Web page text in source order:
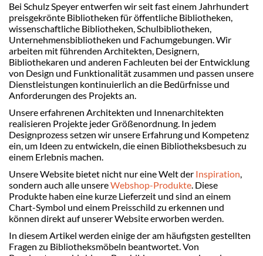
Bei Schulz Speyer entwerfen wir seit fast einem Jahrhundert
preisgekrönte Bibliotheken für öffentliche Bibliotheken,
wissenschaftliche Bibliotheken, Schulbibliotheken,
Unternehmensbibliotheken und Fachumgebungen. Wir
arbeiten mit führenden Architekten, Designern,
Bibliothekaren und anderen Fachleuten bei der Entwicklung
von Design und Funktionalität zusammen und passen unsere
Dienstleistungen kontinuierlich an die Bedürfnisse und
Anforderungen des Projekts an.
Unsere erfahrenen Architekten und Innenarchitekten
realisieren Projekte jeder Größenordnung. In jedem
Designprozess setzen wir unsere Erfahrung und Kompetenz
ein, um Ideen zu entwickeln, die einen Bibliotheksbesuch zu
einem Erlebnis machen.
Unsere Website bietet nicht nur eine Welt der Inspiration,
sondern auch alle unsereWebshop-Produkte. Diese
Produkte haben eine kurze Lieferzeit und sind an einem
Chart-Symbol und einem Preisschild zu erkennen und
können direkt auf unserer Website erworben werden.
In diesem Artikel werden einige der am häufigsten gestellten
Fragen zu Bibliotheksmöbeln beantwortet. Von